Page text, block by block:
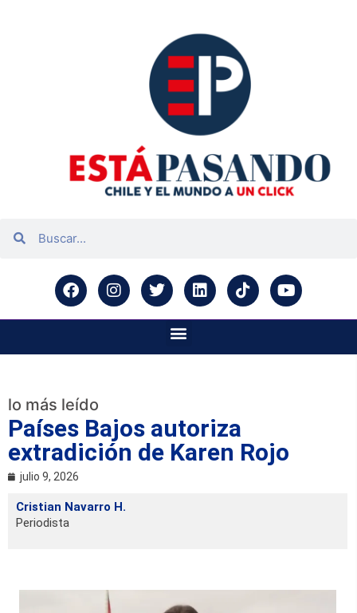
lo más leído
Países Bajos autoriza
extradición de Karen Rojo
julio 9, 2026
Cristian Navarro H.
Periodista